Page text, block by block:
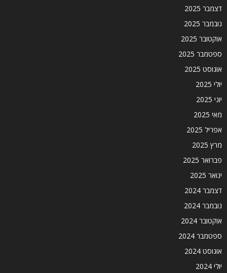
דצמבר 2025
נובמבר 2025
אוקטובר 2025
ספטמבר 2025
אוגוסט 2025
יולי 2025
יוני 2025
מאי 2025
אפריל 2025
מרץ 2025
פברואר 2025
ינואר 2025
דצמבר 2024
נובמבר 2024
אוקטובר 2024
ספטמבר 2024
אוגוסט 2024
יולי 2024